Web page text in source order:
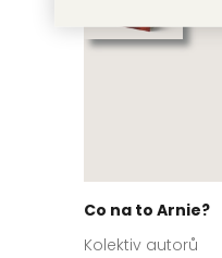
Co na to Arnie?
Kolektiv autorů